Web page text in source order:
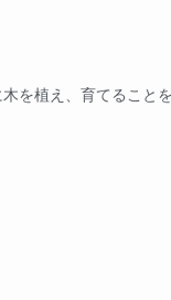
を植え、育てること